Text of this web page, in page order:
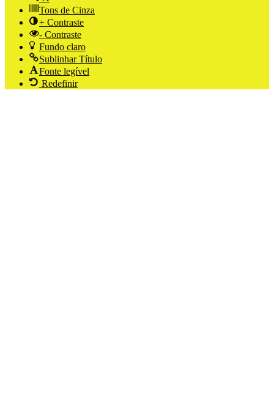
Tons de Cinza
+ Contraste
- Contraste
Fundo claro
Sublinhar Título
Fonte legível
Redefinir